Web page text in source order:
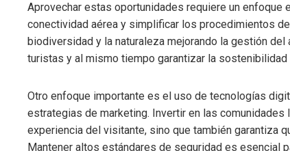
Aprovechar estas oportunidades requiere un enfoque
conectividad aérea y simplificar los procedimientos
biodiversidad y la naturaleza mejorando la gestión del
turistas y al mismo tiempo garantizar la sostenibilidad
Otro enfoque importante es el uso de tecnologías
estrategias de marketing. Invertir en las
experiencia del visitante, sino que también garantiza
Mantener altos estándares de seguridad es esencial